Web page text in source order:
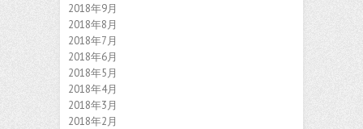
2018年9月
2018年8月
2018年7月
2018年6月
2018年5月
2018年4月
2018年3月
2018年2月